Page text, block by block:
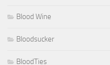
Blood Wine
Bloodsucker
BloodTies